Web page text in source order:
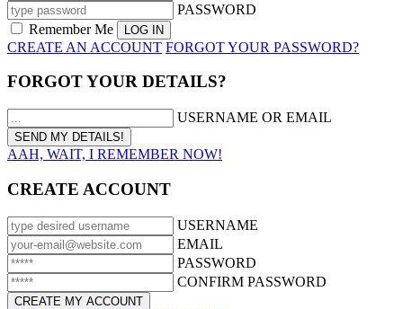
PASSWORD
Remember Me
CREATE AN ACCOUNT FORGOT YOUR PASSWORD?
FORGOT YOUR DETAILS?
USERNAME OR EMAIL
AAH, WAIT, I REMEMBER NOW!
CREATE ACCOUNT
USERNAME
EMAIL
PASSWORD
CONFIRM PASSWORD